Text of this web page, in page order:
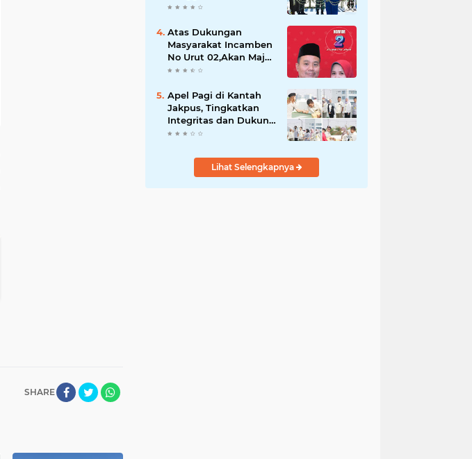
SHARE
Atas Dukungan
Masyarakat Incamben
No Urut 02,Akan Maju
Untuk Memajukan
Apel Pagi di Kantah
Jakpus, Tingkatkan
Integritas dan Dukung
WBK
Lihat Selengkapnya